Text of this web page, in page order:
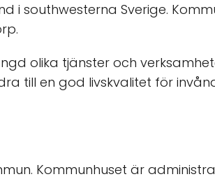
i southwesterna Sverige.
olika tjänster och
till en god livskvalitet för
Kommunhuset är